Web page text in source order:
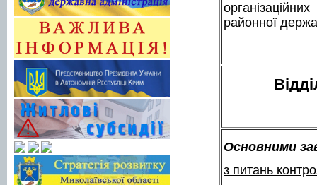
районної
Основними
з питань